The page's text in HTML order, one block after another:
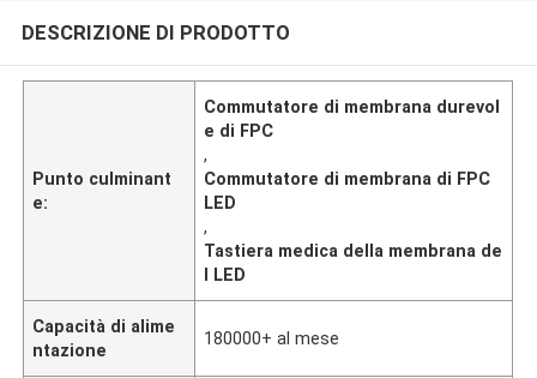
DESCRIZIONE DI PRODOTTO
Punto culminant
e:
Commutatore di membrana durevol
e di FPC
,
Commutatore di membrana di FPC
LED
,
Tastiera medica della membrana de
l LED
Capacità di alime
ntazione
180000+ al mese